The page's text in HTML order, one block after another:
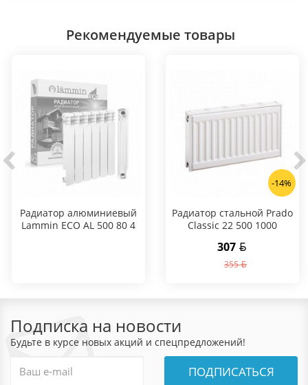
Рекомендуемые товары
Радиатор алюминиевый
Lammin ECO AL 500 80 4
-14%
Радиатор стальной Prado
Classic 22 500 1000
307
355
Подписка на новости
Будьте в курсе новых акций и спецпредложений!
ПОДПИСАТЬСЯ